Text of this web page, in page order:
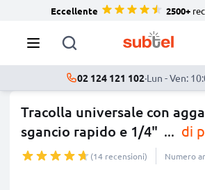
Eccellente 2500+
02 124 121 102·Lun - Ven:
Tracolla universale con
sgancio rapido e 1/4" ... di
(14 recensioni) Numero